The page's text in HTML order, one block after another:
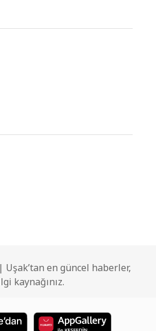
en güncel haberler,
kaynağınız.